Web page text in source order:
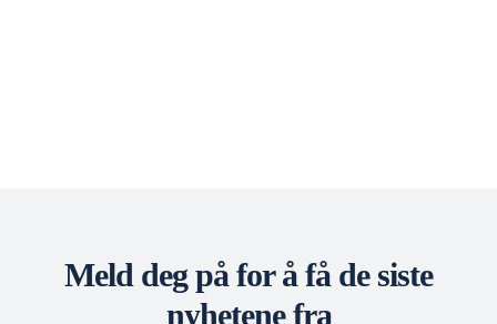
Meld deg på for å få de siste
nyhetene fra